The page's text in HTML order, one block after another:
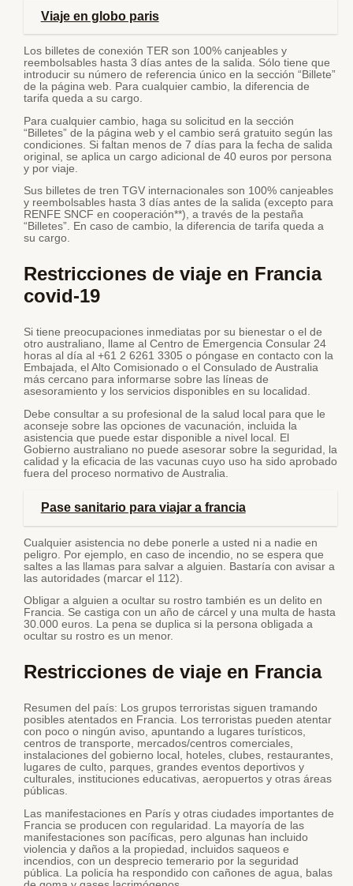
Viaje en globo paris
Los billetes de conexión TER son 100% canjeables y
reembolsables hasta 3 días antes de la salida. Sólo tiene que
introducir su número de referencia único en la sección “Billete”
de la página web. Para cualquier cambio, la diferencia de
tarifa queda a su cargo.
Para cualquier cambio, haga su solicitud en la sección
“Billetes” de la página web y el cambio será gratuito según las
condiciones. Si faltan menos de 7 días para la fecha de salida
original, se aplica un cargo adicional de 40 euros por persona
y por viaje.
Sus billetes de tren TGV internacionales son 100% canjeables
y reembolsables hasta 3 días antes de la salida (excepto para
RENFE SNCF en cooperación**), a través de la pestaña
“Billetes”. En caso de cambio, la diferencia de tarifa queda a
su cargo.
Restricciones de viaje en Francia
covid-19
Si tiene preocupaciones inmediatas por su bienestar o el de
otro australiano, llame al Centro de Emergencia Consular 24
horas al día al +61 2 6261 3305 o póngase en contacto con la
Embajada, el Alto Comisionado o el Consulado de Australia
más cercano para informarse sobre las líneas de
asesoramiento y los servicios disponibles en su localidad.
Debe consultar a su profesional de la salud local para que le
aconseje sobre las opciones de vacunación, incluida la
asistencia que puede estar disponible a nivel local. El
Gobierno australiano no puede asesorar sobre la seguridad, la
calidad y la eficacia de las vacunas cuyo uso ha sido aprobado
fuera del proceso normativo de Australia.
Pase sanitario para viajar a francia
Cualquier asistencia no debe ponerle a usted ni a nadie en
peligro. Por ejemplo, en caso de incendio, no se espera que
saltes a las llamas para salvar a alguien. Bastaría con avisar a
las autoridades (marcar el 112).
Obligar a alguien a ocultar su rostro también es un delito en
Francia. Se castiga con un año de cárcel y una multa de hasta
30.000 euros. La pena se duplica si la persona obligada a
ocultar su rostro es un menor.
Restricciones de viaje en Francia
Resumen del país: Los grupos terroristas siguen tramando
posibles atentados en Francia. Los terroristas pueden atentar
con poco o ningún aviso, apuntando a lugares turísticos,
centros de transporte, mercados/centros comerciales,
instalaciones del gobierno local, hoteles, clubes, restaurantes,
lugares de culto, parques, grandes eventos deportivos y
culturales, instituciones educativas, aeropuertos y otras áreas
públicas.
Las manifestaciones en París y otras ciudades importantes de
Francia se producen con regularidad. La mayoría de las
manifestaciones son pacíficas, pero algunas han incluido
violencia y daños a la propiedad, incluidos saqueos e
incendios, con un desprecio temerario por la seguridad
pública. La policía ha respondido con cañones de agua, balas